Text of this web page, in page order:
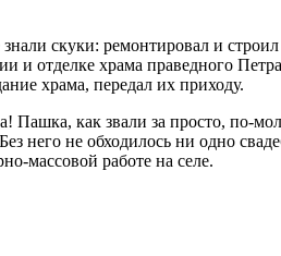
скуки: ремонтировал и
отделке храма праведного
храма, передал их приходу.
Пашка, как звали за просто, по-
него не обходилось ни одно
массовой работе на селе.